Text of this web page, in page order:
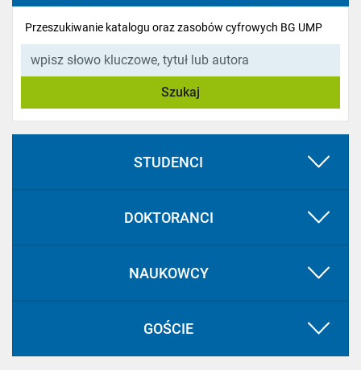
Przeszukiwanie katalogu oraz zasobów cyfrowych BG UMP
STUDENCI
DOKTORANCI
NAUKOWCY
GOŚCIE